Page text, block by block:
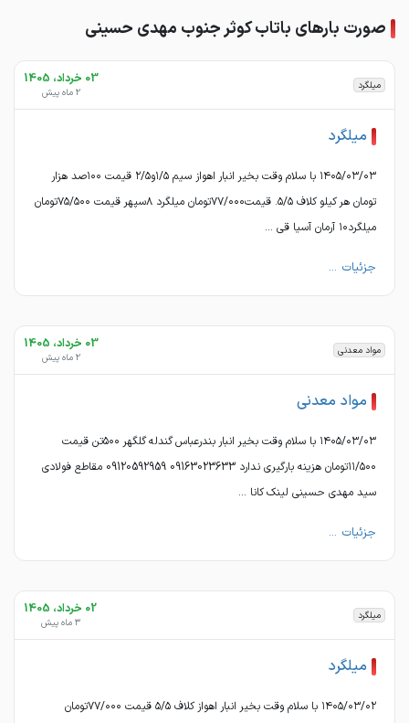
صورت بارهای باتاب کوثر جنوب مهدی حسینی
میلگرد 03 خرداد، 1405
2 ماه پیش
میلگرد
۱۴۰۵/۰۳/۰۳ با سلام وقت بخیر انبار اهواز سیم ۱/۵و۲/۵ قیمت ۱۰۰صد هزار
تومان هر کیلو کلاف ۵/۵. قیمت۷۷/۰۰۰تومان میلگرد ۸سپهر قیمت ۷۵/۵۰۰تومان
میلگرد۱۰ آرمان آسیا قی ...
جزئیات ...
مواد معدنی 03 خرداد، 1405
2 ماه پیش
مواد معدنی
۱۴۰۵/۰۳/۰۳ با سلام وقت بخیر انبار بندرعباس گندله گلگهر ۵۰۰تن قیمت
۱۱/۵۰۰تومان هزینه بارگیری ندارد 09163023633 09120592959 مقاطع فولادی
سید مهدی حسینی لینک کانا ...
جزئیات ...
میلگرد 02 خرداد، 1405
3 ماه پیش
میلگرد
۱۴۰۵/۰۳/۰۲ با سلام وقت بخیر انبار اهواز کلاف ۵/۵ قیمت ۷۷/۰۰۰تومان